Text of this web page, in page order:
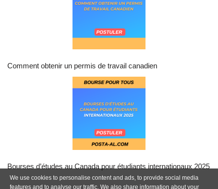
Comment obtenir un permis de travail canadien
Bourses d’études au Canada pour étudiants internationaux 2025
We use cookies to personalise content and ads, to provide social media
features and to analyse our traffic. We also share information about your